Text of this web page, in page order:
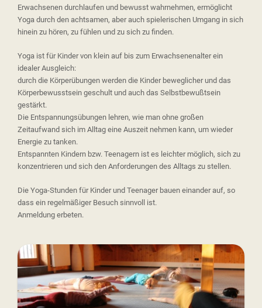
Erwachsenen durchlaufen und bewusst wahrnehmen, ermöglicht
Yoga durch den achtsamen, aber auch spielerischen Umgang in sich
hinein zu hören, zu fühlen und zu sich zu finden.
Yoga ist für Kinder von klein auf bis zum Erwachsenenalter ein
idealer Ausgleich:
durch die Körperübungen werden die Kinder beweglicher und das
Körperbewusstsein geschult und auch das Selbstbewußtsein
gestärkt.
Die Entspannungsübungen lehren, wie man ohne großen
Zeitaufwand sich im Alltag eine Auszeit nehmen kann, um wieder
Energie zu tanken.
Entspannten Kindern bzw. Teenagern ist es leichter möglich, sich zu
konzentrieren und sich den Anforderungen des Alltags zu stellen.
Die Yoga-Stunden für Kinder und Teenager bauen einander auf, so
dass ein regelmäßiger Besuch sinnvoll ist.
Anmeldung erbeten.